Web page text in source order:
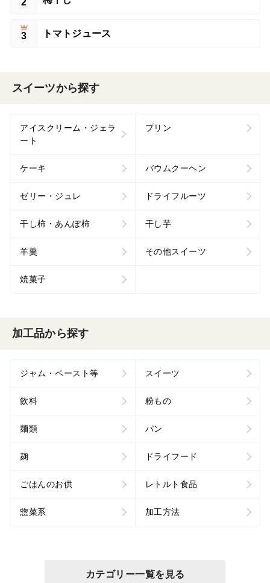
3 トマトジュース
スイーツから探す
アイスクリーム・ジェラ
ート
プリン
ケーキ バウムクーヘン
ゼリー・ジュレ ドライフルーツ
干し柿・あんぽ柿 干し芋
羊羹 その他スイーツ
焼菓子
加工品から探す
ジャム・ペースト等 スイーツ
飲料 粉もの
麺類 パン
麹 ドライフード
ごはんのお供 レトルト食品
惣菜系 加工方法
カテゴリー一覧を見る